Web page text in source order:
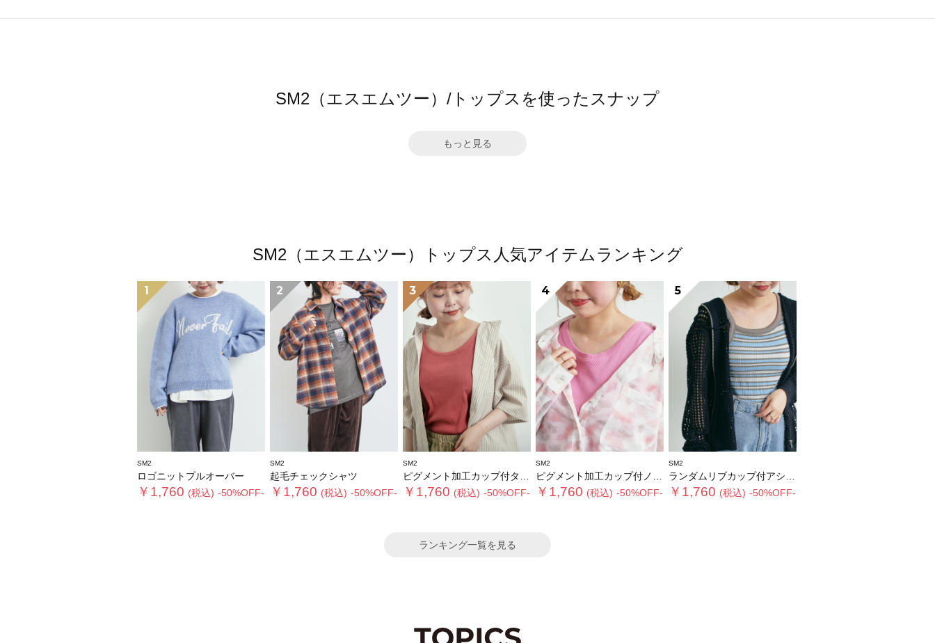
SM2（エスエムツー）/トップスを使ったスナップ
もっと見る
SM2（エスエムツー）トップス人気アイテムランキング
1
SM2
ロゴニットプルオーバー
￥1,760 (税込) -50%OFF-
2
SM2
起毛チェックシャツ
￥1,760 (税込) -50%OFF-
3
SM2
ピグメント加工カップ付タンクトップ
￥1,760 (税込) -50%OFF-
4
SM2
ピグメント加工カップ付ノースリーブ
￥1,760 (税込) -50%OFF-
5
SM2
ランダムリブカップ付アシメキャミソール
￥1,760 (税込) -50%OFF-
ランキング一覧を見る